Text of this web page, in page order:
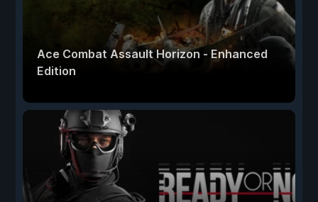
Ace Combat Assault Horizon - Enhanced
Edition